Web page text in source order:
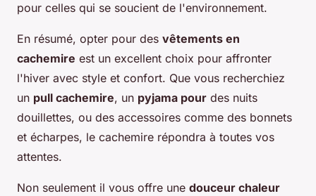
pour celles qui se soucient de l'environnement.
En résumé, opter pour des vêtements en
cachemire est un excellent choix pour affronter
l'hiver avec style et confort. Que vous recherchiez
un pull cachemire, un pyjama pour des nuits
douillettes, ou des accessoires comme des bonnets
et écharpes, le cachemire répondra à toutes vos
attentes.
Non seulement il vous offre une douceur chaleur